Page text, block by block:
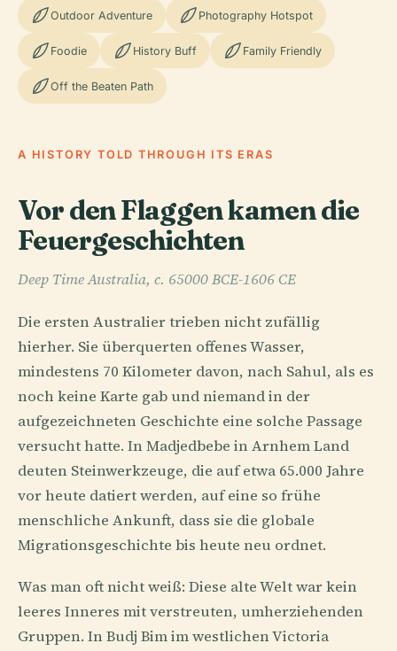
Outdoor Adventure Photography Hotspot
Foodie History Buff Family Friendly
Off the Beaten Path
A HISTORY TOLD THROUGH ITS ERAS
Vor den Flaggen kamen die
Feuergeschichten
Deep Time Australia, c. 65000 BCE-1606 CE
Die ersten Australier trieben nicht zufällig
hierher. Sie überquerten offenes Wasser,
mindestens 70 Kilometer davon, nach Sahul, als es
noch keine Karte gab und niemand in der
aufgezeichneten Geschichte eine solche Passage
versucht hatte. In Madjedbebe in Arnhem Land
deuten Steinwerkzeuge, die auf etwa 65.000 Jahre
vor heute datiert werden, auf eine so frühe
menschliche Ankunft, dass sie die globale
Migrationsgeschichte bis heute neu ordnet.
Was man oft nicht weiß: Diese alte Welt war kein
leeres Inneres mit verstreuten, umherziehenden
Gruppen. In Budj Bim im westlichen Victoria